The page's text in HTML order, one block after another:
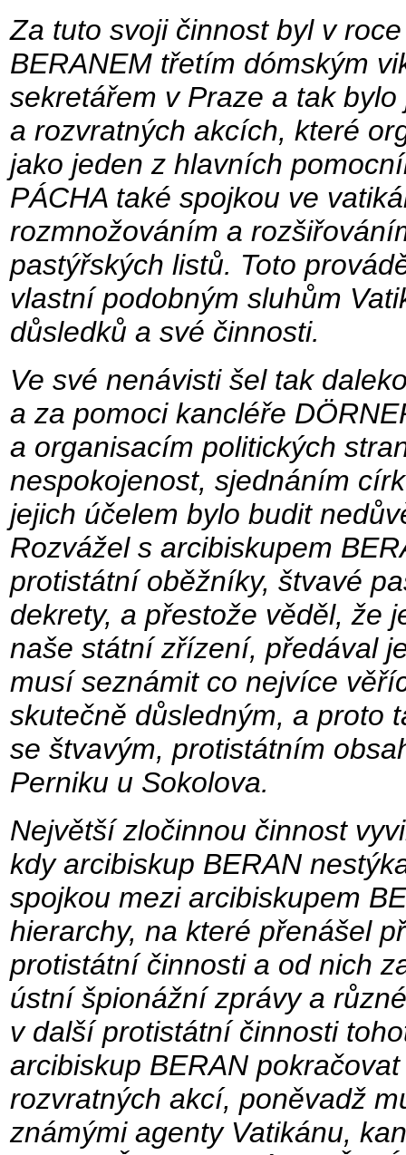
Za tuto svoji činnost byl v
BERANEM třetím dómským
sekretářem v Praze a tak
a rozvratných akcích, které
jako jeden z hlavních
PÁCHA také spojkou ve
rozmnožováním a
pastýřských listů. Toto
vlastní podobným sluhům
důsledků a své činnosti.
Ve své nenávisti šel tak
a za pomoci kancléře
a organisacím politických
nespokojenost, sjednáním
jejich účelem bylo budit
Rozvážel s arcibiskupem
protistátní oběžníky, štvavé
dekrety, a přestože věděl, že
naše státní zřízení, předával
musí seznámit co nejvíce
skutečně důsledným, a proto
se štvavým, protistátním
Perniku u Sokolova.
Největší zločinnou činnost
kdy arcibiskup BERAN
spojkou mezi arcibiskupem
hierarchy, na které přenášel
protistátní činnosti a od nich
ústní špionážní zprávy a
v další protistátní činnosti
arcibiskup BERAN
rozvratných akcí, poněvadž
známými agenty Vatikánu,